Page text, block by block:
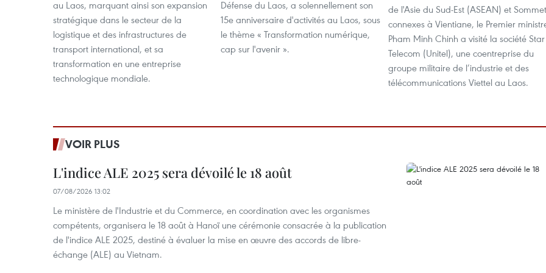
au Laos, marquant ainsi son expansion
stratégique dans le secteur de la
logistique et des infrastructures de
transport international, et sa
transformation en une entreprise
technologique mondiale.
Défense du Laos, a solennellement son
15e anniversaire d'activités au Laos, sous
le thème « Transformation numérique,
cap sur l'avenir ».
de l'Asie du Sud-Est (ASEAN) et
connexes à Vientiane, le Premier
Pham Minh Chinh a visité la société Star
Telecom (Unitel), une coentreprise du
groupe militaire de l’industrie et des
télécommunications Viettel au Laos.
VOIR PLUS
L'indice ALE 2025 sera dévoilé le 18 août
07/08/2026 13:02
Le ministère de l'Industrie et du Commerce, en coordination avec les organismes
compétents, organisera le 18 août à Hanoï une cérémonie consacrée à la publication
de l'indice ALE 2025, destiné à évaluer la mise en œuvre des accords de libre-
échange (ALE) au Vietnam.